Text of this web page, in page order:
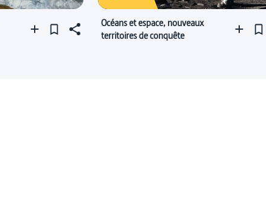
Océans et espace, nouveaux
territoires de conquête